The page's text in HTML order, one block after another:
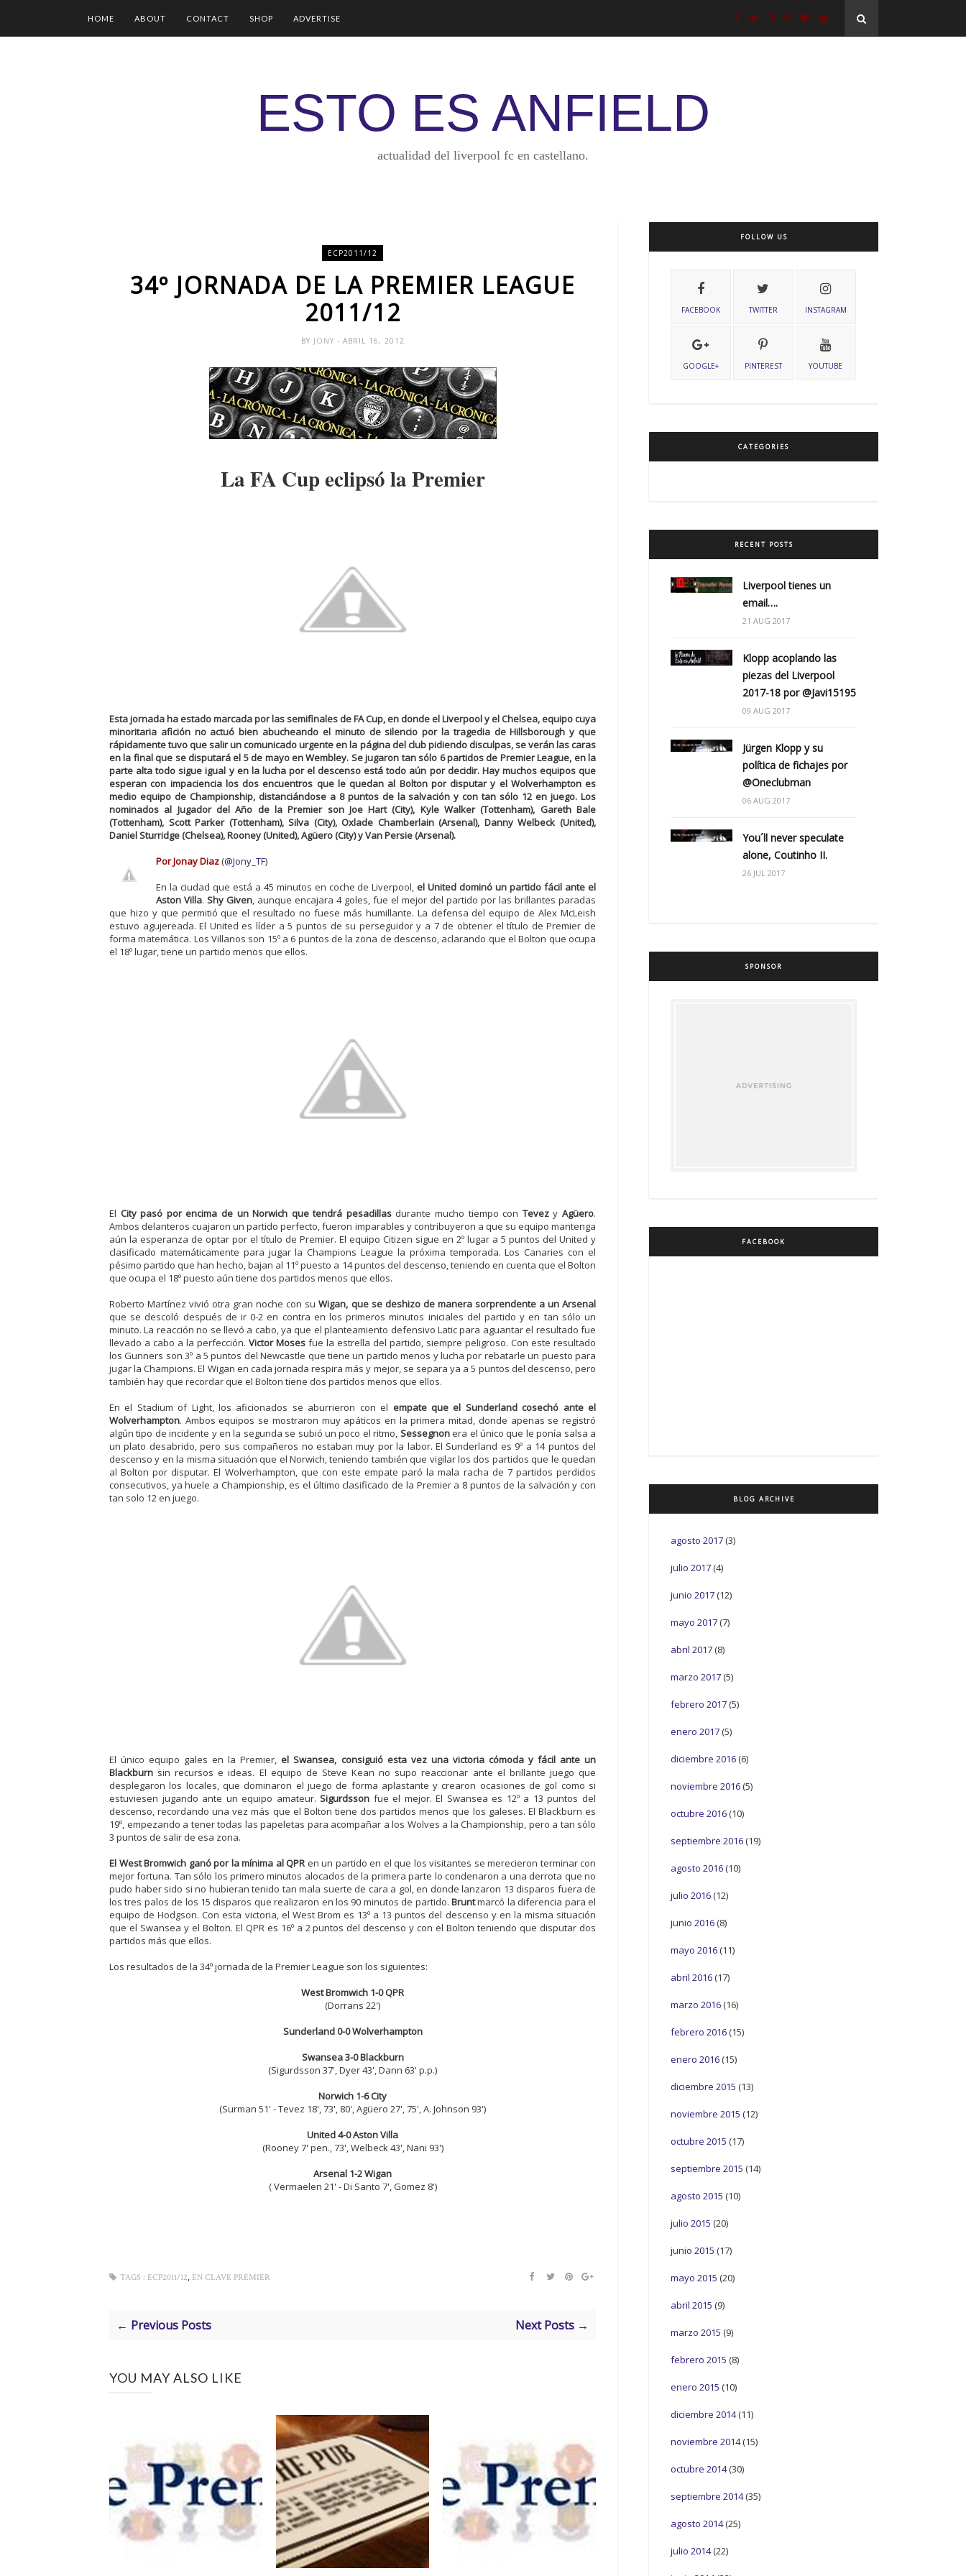
HOME ABOUT CONTACT SHOP ADVERTISE
ESTO ES ANFIELD
actualidad del liverpool fc en castellano.
ECP2011/12
34º JORNADA DE LA PREMIER LEAGUE
2011/12
BY JONY - ABRIL 16, 2012
La FA Cup eclipsó la Premier
Esta jornada ha estado marcada por las semifinales de FA Cup, en donde el Liverpool y el Chelsea, equipo cuya
minoritaria afición no actuó bien abucheando el minuto de silencio por la tragedia de Hillsborough y que
rápidamente tuvo que salir un comunicado urgente en la página del club pidiendo disculpas, se verán las caras
en la final que se disputará el 5 de mayo en Wembley. Se jugaron tan sólo 6 partidos de Premier League, en la
parte alta todo sigue igual y en la lucha por el descenso está todo aún por decidir. Hay muchos equipos que
esperan con impaciencia los dos encuentros que le quedan al Bolton por disputar y el Wolverhampton es
medio equipo de Championship, distanciándose a 8 puntos de la salvación y con tan sólo 12 en juego. Los
nominados al Jugador del Año de la Premier son Joe Hart (City), Kyle Walker (Tottenham), Gareth Bale
(Tottenham), Scott Parker (Tottenham), Silva (City), Oxlade Chamberlain (Arsenal), Danny Welbeck (United),
Daniel Sturridge (Chelsea), Rooney (United), Agüero (City) y Van Persie (Arsenal).
Por Jonay Diaz (@Jony_TF)
En la ciudad que está a 45 minutos en coche de Liverpool, el United dominó un partido fácil ante el
Aston Villa. Shy Given, aunque encajara 4 goles, fue el mejor del partido por las brillantes paradas
que hizo y que permitió que el resultado no fuese más humillante. La defensa del equipo de Alex McLeish
estuvo agujereada. El United es líder a 5 puntos de su perseguidor y a 7 de obtener el título de Premier de
forma matemática. Los Villanos son 15º a 6 puntos de la zona de descenso, aclarando que el Bolton que ocupa
el 18º lugar, tiene un partido menos que ellos.
El City pasó por encima de un Norwich que tendrá pesadillasdurante mucho tiempo con TevezyAgüero.
Ambos delanteros cuajaron un partido perfecto, fueron imparables y contribuyeron a que su equipo mantenga
aún la esperanza de optar por el título de Premier. El equipo Citizen sigue en 2º lugar a 5 puntos del United y
clasificado matemáticamente para jugar la Champions League la próxima temporada. Los Canaries con el
pésimo partido que han hecho, bajan al 11º puesto a 14 puntos del descenso, teniendo en cuenta que el Bolton
que ocupa el 18º puesto aún tiene dos partidos menos que ellos.
Roberto Martínez vivió otra gran noche con suWigan, que se deshizo de manera sorprendente a un Arsenal
que se descoló después de ir 0-2 en contra en los primeros minutos iniciales del partido y en tan sólo un
minuto. La reacción no se llevó a cabo, ya que el planteamiento defensivo Latic para aguantar el resultado fue
llevado a cabo a la perfección. Victor Moses fue la estrella del partido, siempre peligroso. Con este resultado
los Gunners son 3º a 5 puntos del Newcastle que tiene un partido menos y lucha por rebatarle un puesto para
jugar la Champions. El Wigan en cada jornada respira más y mejor, se separa ya a 5 puntos del descenso, pero
también hay que recordar que el Bolton tiene dos partidos menos que ellos.
En el Stadium of Light, los aficionados se aburrieron con el empate que el Sunderland cosechó ante el
Wolverhampton. Ambos equipos se mostraron muy apáticos en la primera mitad, donde apenas se registró
algún tipo de incidente y en la segunda se subió un poco el ritmo, Sessegnonera el único que le ponía salsa a
un plato desabrido, pero sus compañeros no estaban muy por la labor. El Sunderland es 9º a 14 puntos del
descenso y en la misma situación que el Norwich, teniendo también que vigilar los dos partidos que le quedan
al Bolton por disputar. El Wolverhampton, que con este empate paró la mala racha de 7 partidos perdidos
consecutivos, ya huele a Championship, es el último clasificado de la Premier a 8 puntos de la salvación y con
tan solo 12 en juego.
El único equipo gales en la Premier, el Swansea, consiguió esta vez una victoria cómoda y fácil ante un
Blackburn sin recursos e ideas. El equipo de Steve Kean no supo reaccionar ante el brillante juego que
desplegaron los locales, que dominaron el juego de forma aplastante y crearon ocasiones de gol como si
estuviesen jugando ante un equipo amateur. Sigurdsson fue el mejor. El Swansea es 12º a 13 puntos del
descenso, recordando una vez más que el Bolton tiene dos partidos menos que los galeses. El Blackburn es
19º, empezando a tener todas las papeletas para acompañar a los Wolves a la Championship, pero a tan sólo
3 puntos de salir de esa zona.
El West Bromwich ganó por la mínima al QPR en un partido en el que los visitantes se merecieron terminar con
mejor fortuna. Tan sólo los primero minutos alocados de la primera parte lo condenaron a una derrota que no
pudo haber sido si no hubieran tenido tan mala suerte de cara a gol, en donde lanzaron 13 disparos fuera de
los tres palos de los 15 disparos que realizaron en los 90 minutos de partido. Bruntmarcó la diferencia para el
equipo de Hodgson. Con esta victoria, el West Brom es 13º a 13 puntos del descenso y en la misma situación
que el Swansea y el Bolton. El QPR es 16º a 2 puntos del descenso y con el Bolton teniendo que disputar dos
partidos más que ellos.
Los resultados de la 34º jornada de la Premier League son los siguientes:
West Bromwich 1-0 QPR
(Dorrans 22')
Sunderland 0-0 Wolverhampton
Swansea 3-0 Blackburn
(Sigurdsson 37', Dyer 43', Dann 63' p.p.)
Norwich 1-6 City
(Surman 51' - Tevez 18', 73', 80', Agüero 27', 75', A. Johnson 93')
United 4-0 Aston Villa
(Rooney 7' pen., 73', Welbeck 43', Nani 93')
Arsenal 1-2 Wigan
( Vermaelen 21' - Di Santo 7', Gomez 8')
TAGS : ECP2011/12, EN CLAVE PREMIER
← Previous Posts Next Posts →
YOU MAY ALSO LIKE
FOLLOW US
FACEBOOK TWITTER INSTAGRAM
GOOGLE+ PINTEREST YOUTUBE
CATEGORIES
RECENT POSTS
Liverpool tienes un
email….
21 AUG 2017
Klopp acoplando las
piezas del Liverpool
2017-18 por @Javi15195
09 AUG 2017
Jürgen Klopp y su
política de fichajes por
@Oneclubman
06 AUG 2017
You´ll never speculate
alone, Coutinho II.
26 JUL 2017
SPONSOR
FACEBOOK
BLOG ARCHIVE
agosto 2017 (3)
julio 2017 (4)
junio 2017 (12)
mayo 2017 (7)
abril 2017 (8)
marzo 2017 (5)
febrero 2017 (5)
enero 2017 (5)
diciembre 2016 (6)
noviembre 2016 (5)
octubre 2016 (10)
septiembre 2016 (19)
agosto 2016 (10)
julio 2016 (12)
junio 2016 (8)
mayo 2016 (11)
abril 2016 (17)
marzo 2016 (16)
febrero 2016 (15)
enero 2016 (15)
diciembre 2015 (13)
noviembre 2015 (12)
octubre 2015 (17)
septiembre 2015 (14)
agosto 2015 (10)
julio 2015 (20)
junio 2015 (17)
mayo 2015 (20)
abril 2015 (9)
marzo 2015 (9)
febrero 2015 (8)
enero 2015 (10)
diciembre 2014(11)
noviembre 2014(15)
octubre 2014(30)
septiembre 2014(35)
agosto 2014(25)
julio 2014(22)